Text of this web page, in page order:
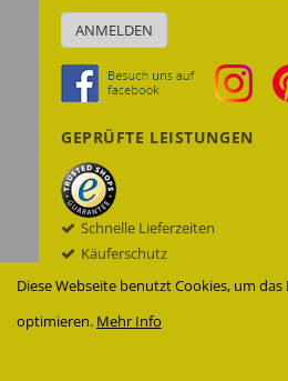
Diese Webseite benutzt Cookies, um das
optimieren. Mehr Info
ANMELDEN
GEPRÜFTE LEISTUNGEN
Schnelle Lieferzeiten
Käuferschutz
Datenschutz
Verschlüsselung